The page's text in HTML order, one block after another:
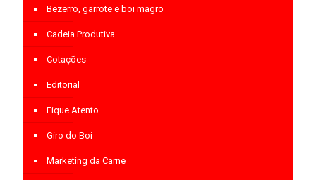
Bezerro, garrote e boi magro
Cadeia Produtiva
Cotações
Editorial
Fique Atento
Giro do Boi
Marketing da Carne